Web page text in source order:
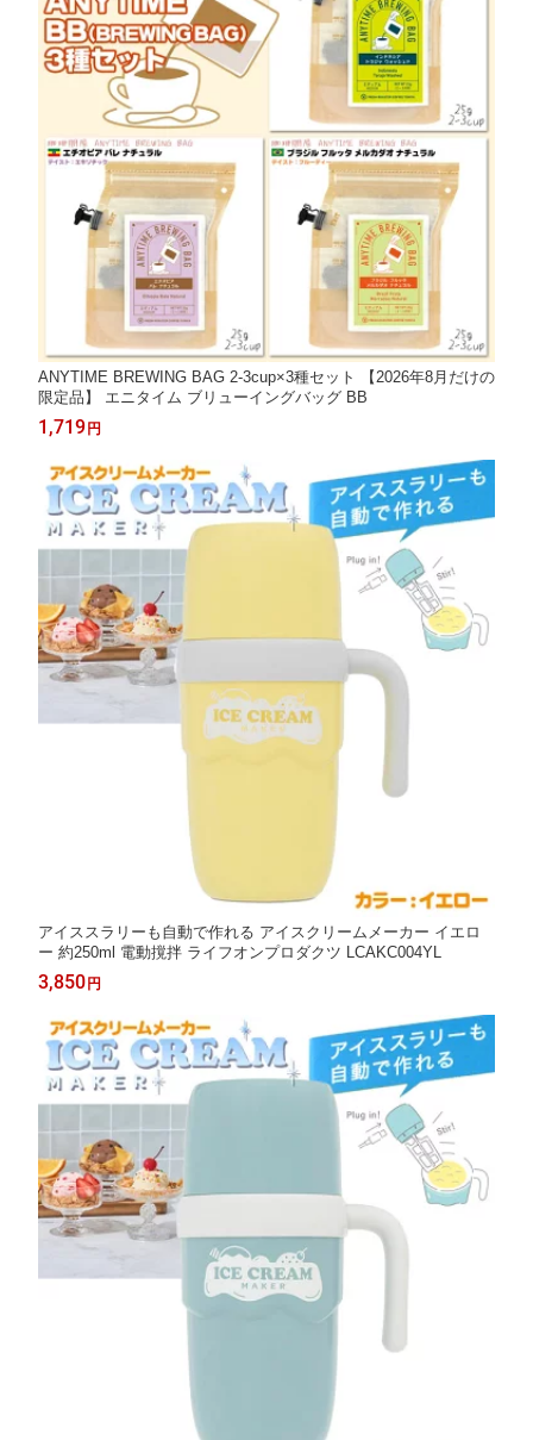
ANYTIME BREWING BAG 2-3cup×3種セット 【2026年8月だけの
限定品】 エニタイム ブリューイングバッグ BB
1,719円
アイススラリーも自動で作れる アイスクリームメーカー イエロ
ー 約250ml 電動撹拌 ライフオンプロダクツ LCAKC004YL
3,850円